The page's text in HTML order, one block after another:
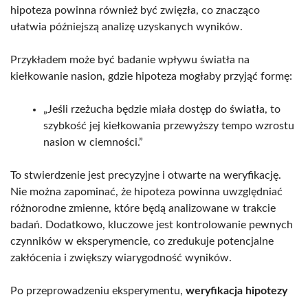
hipoteza powinna również być zwięzła, co znacząco
ułatwia późniejszą analizę uzyskanych wyników.
Przykładem może być badanie wpływu światła na
kiełkowanie nasion, gdzie hipoteza mogłaby przyjąć formę:
„Jeśli rzeżucha będzie miała dostęp do światła, to
szybkość jej kiełkowania przewyższy tempo wzrostu
nasion w ciemności.”
To stwierdzenie jest precyzyjne i otwarte na weryfikację.
Nie można zapominać, że hipoteza powinna uwzględniać
różnorodne zmienne, które będą analizowane w trakcie
badań. Dodatkowo, kluczowe jest kontrolowanie pewnych
czynników w eksperymencie, co zredukuje potencjalne
zakłócenia i zwiększy wiarygodność wyników.
Po przeprowadzeniu eksperymentu, weryfikacja hipotezy